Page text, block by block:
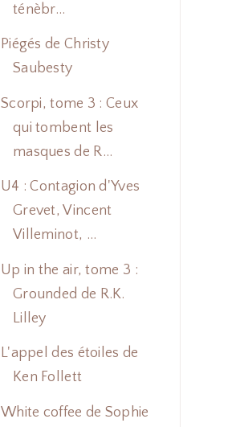
ténèbr...
Piégés de Christy
Saubesty
Scorpi, tome 3 : Ceux
qui tombent les
masques de R...
U4 : Contagion d'Yves
Grevet, Vincent
Villeminot, ...
Up in the air, tome 3 :
Grounded de R.K.
Lilley
L'appel des étoiles de
Ken Follett
White coffee de Sophie